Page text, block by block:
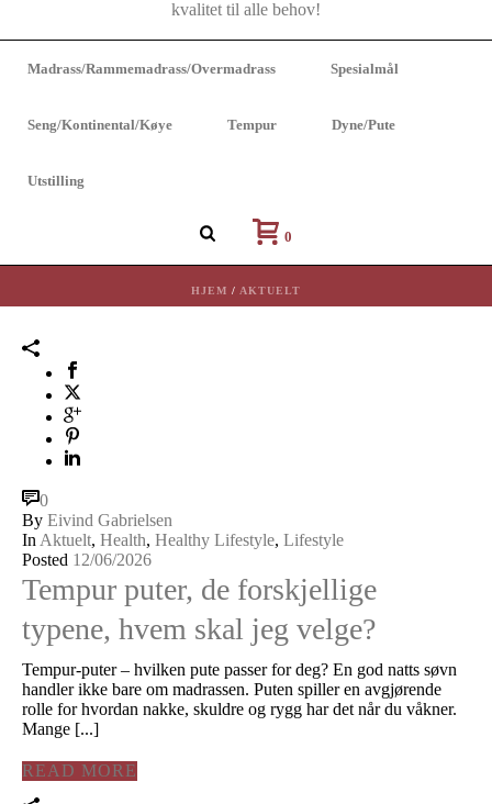
Madrass/Rammemadrass/Overmadrass Spesialmål
Seng/Kontinental/Køye Tempur Dyne/Pute
Utstilling
0
HEALTH
HJEM / AKTUELT
0
By Eivind Gabrielsen
In Aktuelt, Health, Healthy Lifestyle, Lifestyle
Posted 12/06/2026
Tempur puter, de forskjellige
typene, hvem skal jeg velge?
Tempur-puter – hvilken pute passer for deg? En god natts søvn
handler ikke bare om madrassen. Puten spiller en avgjørende
rolle for hvordan nakke, skuldre og rygg har det når du våkner.
Mange [...]
READ MORE